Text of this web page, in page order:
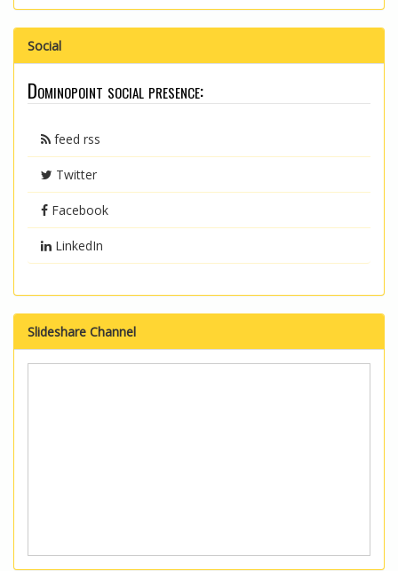
Social
Dominopoint social presence:
feed rss
Twitter
Facebook
LinkedIn
Slideshare Channel